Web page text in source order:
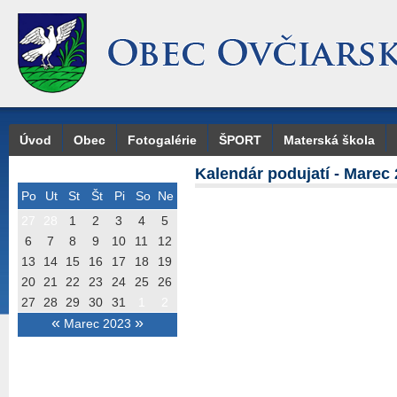
Úvod Obec Fotogalérie ŠPORT Materská škola
Po Ut St Št Pi So Ne
« Marec 2023 »
1 2 3 4
5
6
7 8 9 10 11
12
13
14 15 16 17 18
19
20
21 22 23 24 25
26
27
28 29 30 31
Kalendár podujatí - Marec